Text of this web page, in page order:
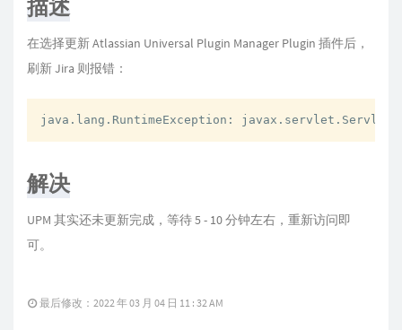
描述
在选择更新 Atlassian Universal Plugin Manager Plugin 插件后，
刷新 Jira 则报错：
java.lang.RuntimeException:
解决
UPM 其实还未更新完成，等待 5 - 10 分钟左右，重新访问即
可。
最后修改：2022 年 03 月 04 日 11 : 32 AM